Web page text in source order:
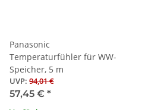
Panasonic
Temperaturfühler für WW-
Speicher, 5 m
UVP: 94,01 €
57,45 € *